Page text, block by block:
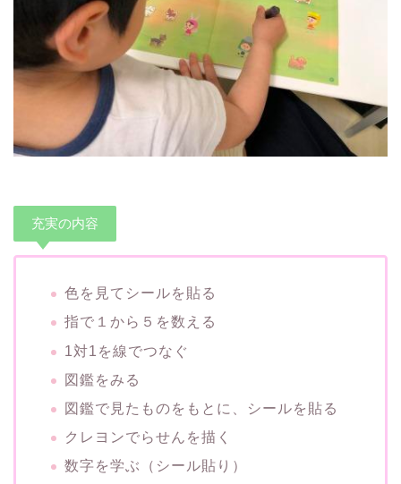
充実の内容
色を見てシールを貼る
指で１から５を数える
1対1を線でつなぐ
図鑑をみる
図鑑で見たものをもとに、シールを貼る
クレヨンでらせんを描く
数字を学ぶ（シール貼り）